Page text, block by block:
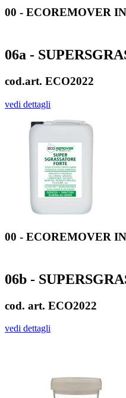
00 - ECOREMOVER
06a -
cod.art. ECO2022
vedi dettagli
00 - ECOREMOVER
06b -
cod. art. ECO2022
vedi dettagli